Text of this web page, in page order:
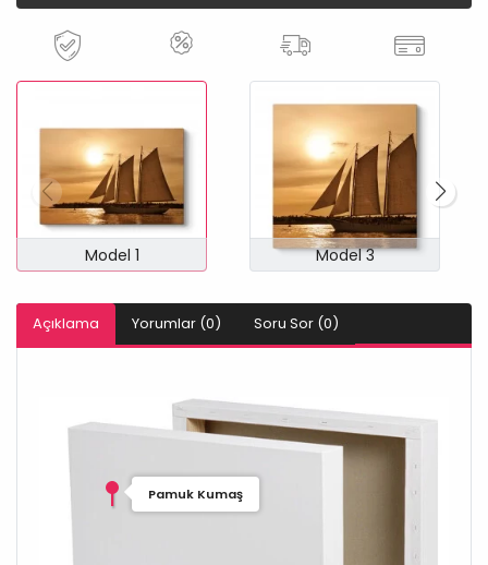
Model 1 Model 3
Açıklama Yorumlar (0) Soru Sor (0)
Pamuk Kumaş